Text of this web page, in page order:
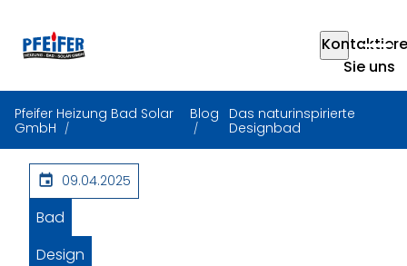
Sie uns
Pfeifer Heizung Bad Solar
GmbH
Blog
Das naturinspirierte
Designbad
09.04.2025
Bad
Design